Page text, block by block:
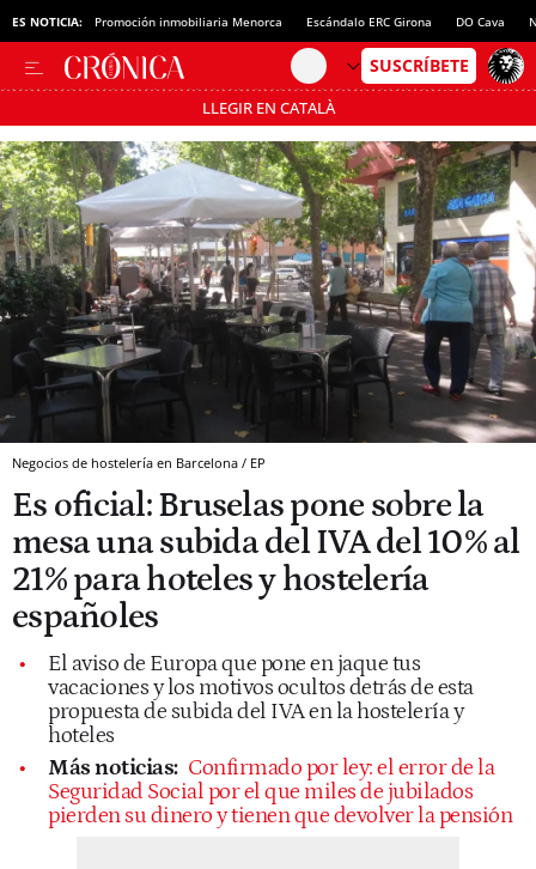
ES NOTICIA: Promoción inmobiliaria Menorca Escándalo ERC Girona DO Cava
LLEGIR EN CATALÀ
Pásate al MODO AHORRO
Negocios de hostelería en Barcelona / EP
Es oficial: Bruselas pone sobre la
mesa una subida del IVA del 10% al
21% para hoteles y hostelería
españoles
El aviso de Europa que pone en jaque tus
vacaciones y los motivos ocultos detrás de esta
propuesta de subida del IVA en la hostelería y
hoteles
Más noticias: Confirmado por ley: el error de la
Seguridad Social por el que miles de jubilados
pierden su dinero y tienen que devolver la pensión